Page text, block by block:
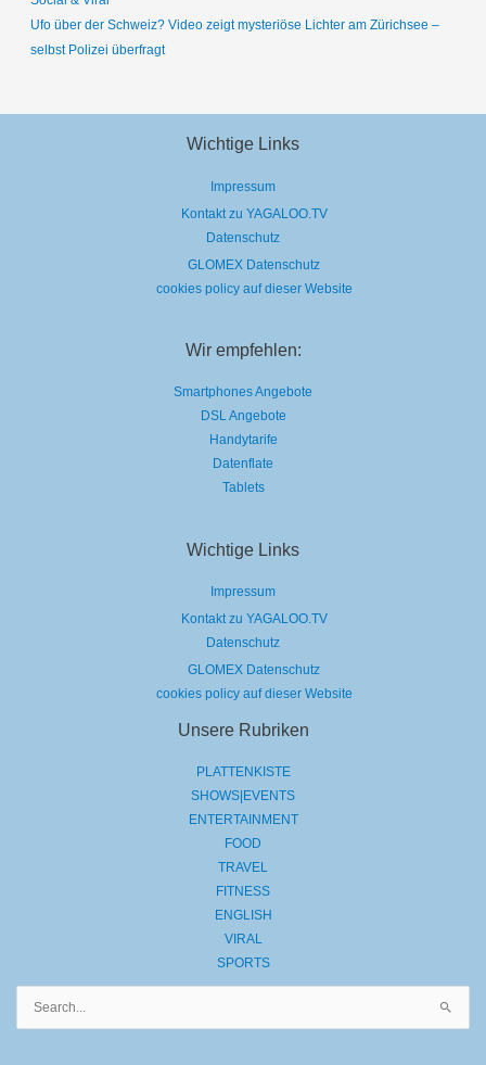
Ufo über der Schweiz? Video zeigt mysteriöse Lichter am Zürichsee –
selbst Polizei überfragt
Wichtige Links
Impressum
Kontakt zu YAGALOO.TV
Datenschutz
GLOMEX Datenschutz
cookies policy auf dieser Website
Wir empfehlen:
Smartphones Angebote
DSL Angebote
Handytarife
Datenflate
Tablets
Wichtige Links
Impressum
Kontakt zu YAGALOO.TV
Datenschutz
GLOMEX Datenschutz
cookies policy auf dieser Website
Unsere Rubriken
PLATTENKISTE
SHOWS|EVENTS
ENTERTAINMENT
FOOD
TRAVEL
FITNESS
ENGLISH
VIRAL
SPORTS